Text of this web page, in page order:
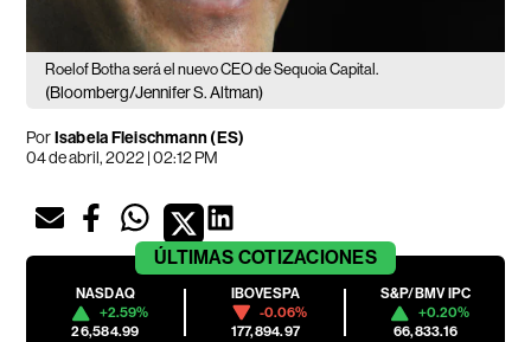
Roelof Botha será el nuevo CEO de Sequoia Capital.
(Bloomberg/Jennifer S. Altman)
PorIsabela Fleischmann (ES)
04 de abril, 2022 | 02:12 PM
ÚLTIMAS COTIZACIONES
NASDAQ
+2.59%
26,584.99
IBOVESPA
-0.06%
177,894.97
S&P/BMV IPC
+0.20%
66,833.16